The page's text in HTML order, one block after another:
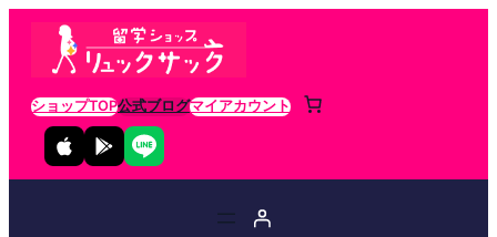
ショップTOP公式ブログマイアカウント